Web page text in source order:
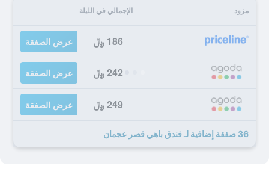
مزود الإجمالي في الليلة
186 ﷼ عرض الصفقة
242 ﷼ عرض الصفقة
249 ﷼ عرض الصفقة
36 صفقة إضافية لـ فندق باهي قصر عجمان